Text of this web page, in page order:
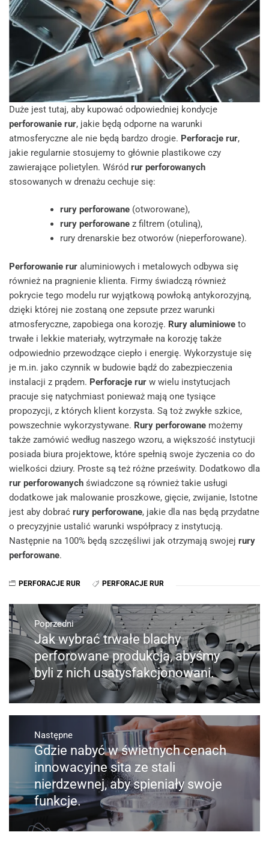
Duże jest tutaj, aby kupować odpowiedniej kondycje
perforowanie rur, jakie będą odporne na warunki
atmosferyczne ale nie będą bardzo drogie. Perforacje rur,
jakie regularnie stosujemy to głównie plastikowe czy
zawierające polietylen. Wśród rur perforowanych
stosowanych w drenażu cechuje się:
rury perforowane (otworowane),
rury perforowane z filtrem (otuliną),
rury drenarskie bez otworów (nieperforowane).
Perforowanie rur aluminiowych i metalowych odbywa się
również na pragnienie klienta. Firmy świadczą również
pokrycie tego modelu rur wyjątkową powłoką antykorozyjną,
dzięki której nie zostaną one zepsute przez warunki
atmosferyczne, zapobiega ona korozję. Rury aluminiowe to
trwałe i lekkie materiały, wytrzymałe na korozję także
odpowiednio przewodzące ciepło i energię. Wykorzystuje się
je m.in. jako czynnik w budowie bądź do zabezpieczenia
instalacji z prądem. Perforacje rur w wielu instytucjach
pracuje się natychmiast ponieważ mają one tysiące
propozycji, z których klient korzysta. Są toż zwykłe szkice,
powszechnie wykorzystywane. Rury perforowane możemy
także zamówić według naszego wzoru, a większość instytucji
posiada biura projektowe, które spełnią swoje życzenia co do
wielkości dziury. Proste są też różne prześwity. Dodatkowo dla
rur perforowanych świadczone są również takie usługi
dodatkowe jak malowanie proszkowe, gięcie, zwijanie, Istotne
jest aby dobrać rury perforowane, jakie dla nas będą przydatne
o precyzyjnie ustalić warunki współpracy z instytucją.
Następnie na 100% będą szczęśliwi jak otrzymają swojej rury
perforowane.
PERFORACJE RUR PERFORACJE RUR
Nawigacja
wpisuPoprzedni
Poprzedni
wpis:
Jak wybrać trwałe blachy
perforowane produkcja, abyśmy
byli z nich usatysfakcjonowani.
Następne
Następny
post:
Gdzie nabyć w świetnych cenach
innowacyjne sita ze stali
nierdzewnej, aby spieniały swoje
funkcje.